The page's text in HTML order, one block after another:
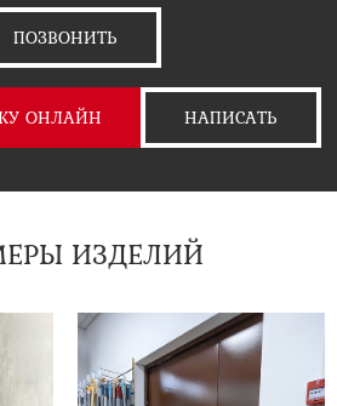
ПОЗВОНИТЬ
ОНЛАЙН НАПИСАТЬ
ИЗДЕЛИЙ